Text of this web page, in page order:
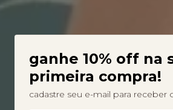
ganhe 10% off na
primeira compra!
cadastre seu e-mail para receber